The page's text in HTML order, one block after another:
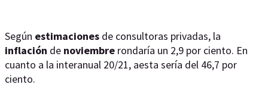
Según estimaciones de consultoras privadas, la
inflación de noviembre rondaría un 2,9 por ciento. En
cuanto a la interanual 20/21, aesta sería del 46,7 por
ciento.